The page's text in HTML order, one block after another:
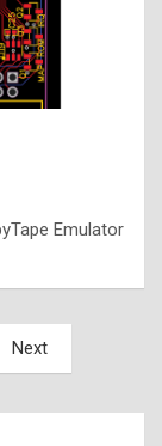
Emulator
Next